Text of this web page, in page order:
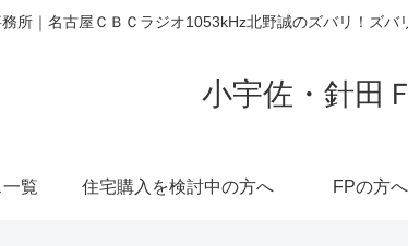
所｜名古屋ＣＢＣラジオ1053kHz北野誠のズバリ！ズ
小宇佐・針田
覧 住宅購入を検討中の方へ FPの方へ